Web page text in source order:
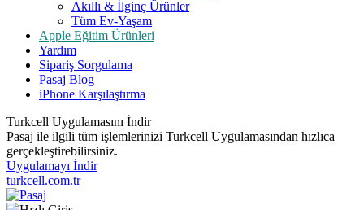
Akıllı & İlginç Ürünler
Tüm Ev-Yaşam
Apple Eğitim Ürünleri
Yardım
Sipariş Sorgulama
Pasaj Blog
iPhone Karşılaştırma
Turkcell Uygulamasını İndir
Pasaj ile ilgili tüm işlemlerinizi Turkcell Uygulamasından hızlıca
gerçekleştirebilirsiniz.
Uygulamayı İndir
turkcell.com.tr